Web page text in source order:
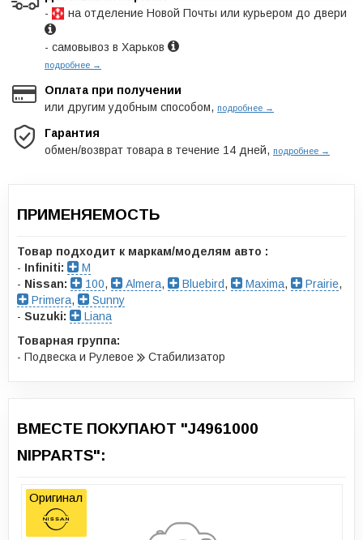
-
на отделение Новой Почты или курьером до двери
- самовывоз в Харьков
подробнее →
Оплата при получении
или другим удобным способом, подробнее →
Гарантия
обмен/возврат товара в течение 14 дней, подробнее →
ПРИМЕНЯЕМОСТЬ
Товар подходит к маркам/моделям авто :
- Infiniti:
M
- Nissan: 100, Almera, Bluebird, Maxima, Prairie,
Primera,
Sunny
- Suzuki:
Liana
Товарная группа:
- Подвеска и Рулевое
Стабилизатор
ВМЕСТЕ ПОКУПАЮТ "J4961000
NIPPARTS":
Оригинал